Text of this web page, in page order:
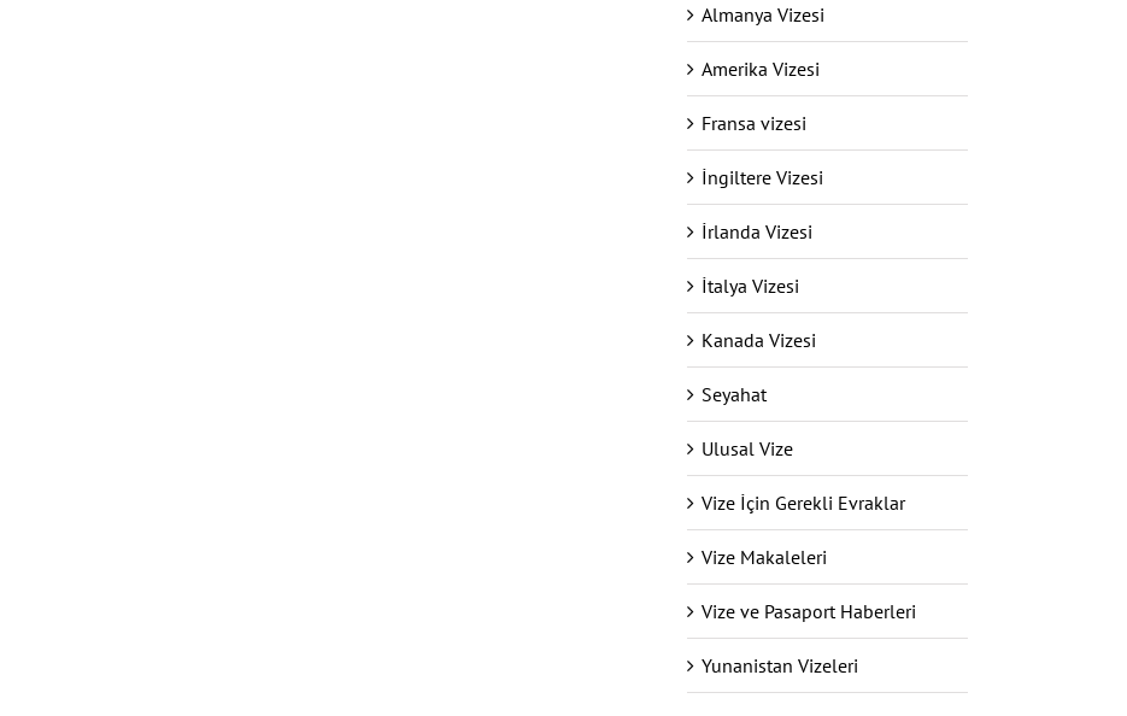
Almanya Vizesi
Amerika Vizesi
Fransa vizesi
İngiltere Vizesi
İrlanda Vizesi
İtalya Vizesi
Kanada Vizesi
Seyahat
Ulusal Vize
Vize İçin Gerekli Evraklar
Vize Makaleleri
Vize ve Pasaport Haberleri
Yunanistan Vizeleri